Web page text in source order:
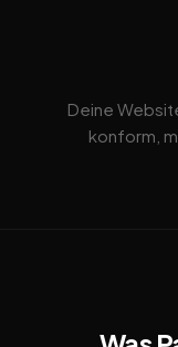
Deine
konform,